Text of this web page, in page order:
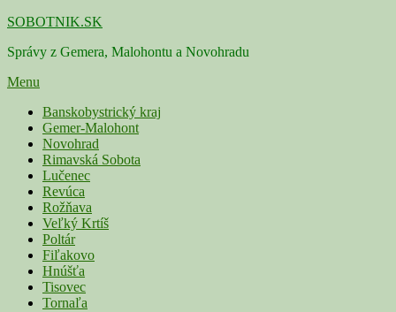
Skip
content
SOBOTNIK.SK
Správy z Gemera, Malohontu a Novohradu
Menu
Primárne
menu
Banskobystrický kraj
Gemer-Malohont
Novohrad
Rimavská Sobota
Lučenec
Revúca
Rožňava
Veľký Krtíš
Poltár
Fiľakovo
Hnúšťa
Tisovec
Tornaľa